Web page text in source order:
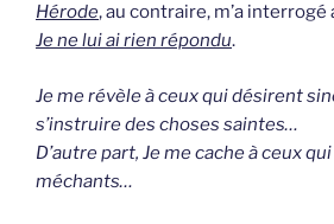
Hérode, au contraire, m’a
Je ne lui ai rien répondu.
Je me révèle à ceux qui désirent
s’instruire des choses saintes…
D’autre part, Je me cache à ceux
méchants…